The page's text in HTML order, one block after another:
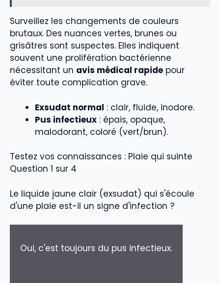
Surveillez les changements de couleurs
brutaux. Des nuances vertes, brunes ou
grisâtres sont suspectes. Elles indiquent
souvent une prolifération bactérienne
nécessitant un avis médical rapide pour
éviter toute complication grave.
Exsudat normal : clair, fluide, inodore.
Pus infectieux : épais, opaque,
malodorant, coloré (vert/brun).
Testez vos connaissances : Plaie qui suinte
Question 1 sur 4
Le liquide jaune clair (exsudat) qui s'écoule
d'une plaie est-il un signe d'infection ?
Oui, c'est toujours du pus infectieux.